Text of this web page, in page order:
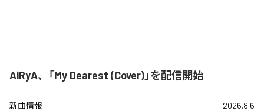
AiRyA、「My Dearest (Cover)」を配信開始
新曲情報 2026.8.6